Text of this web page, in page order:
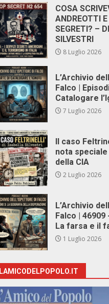
COSA
ANDREOTTI
SEGRETI? –
SILVESTRI
8 Luglio 2026
L’Archivio
Falco |
Catalogare
7 Luglio 2026
Il caso
nota
della CIA
2 Luglio 2026
L’Archivio
Falco | 46909
La farsa e il
1 Luglio 2026
LAMICODELPOPOLO.IT